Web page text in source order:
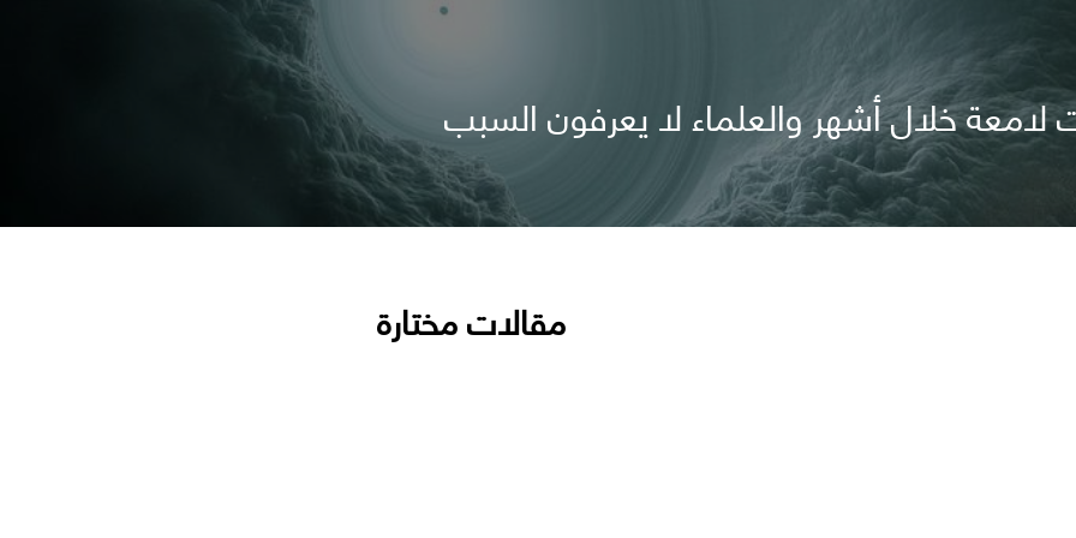
خلال أشهر والعلماء لا يعرفون السبب
مقالات مختارة